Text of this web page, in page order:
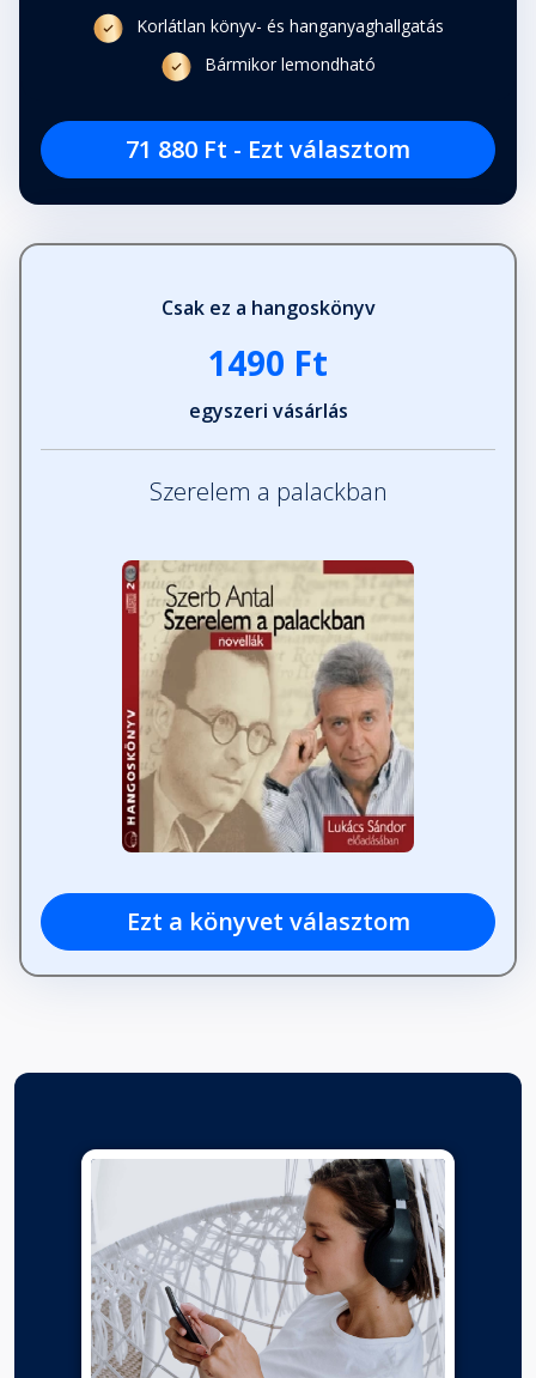
Korlátlan könyv- és hanganyaghallgatás
Bármikor lemondható
71 880 Ft - Ezt választom
Csak ez a hangoskönyv
1490 Ft
egyszeri vásárlás
Szerelem a palackban
Ezt a könyvet választom